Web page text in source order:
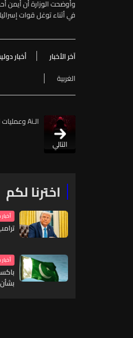
في أثناء توغل قوات
آخر الأخبار أخبار
الغربية
التالي
الـAi وعمليات الاحتيال...
اخترنا لكم